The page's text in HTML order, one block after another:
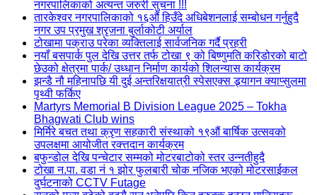
नगरपालिकाको अत्यन्त जरुरी सुचना !!!
तारकेश्वर नगरपालिकाको १६औं हिउँदे अधिबेशनलाई सम्बोधन गर्नुहुदै
नगर उप प्रमुख श्रृजना बुर्लाकोटी अर्याल
टोखामा पक्राउ परेका व्यक्तिलाई सार्वजनिक गर्दै प्रहरी
नयाँ बसपार्क पुल देखि उत्तर तर्फ टोखा ९ को बिष्णुमति करिडोरको बाटो
छेउको क्षेत्रमा पार्क/ उध्धान निर्माण कार्यको शिलन्यास कार्यक्रम
झन्डै नौ महिनापछि यी दुई अन्तरिक्षयात्री स्पेसएक्स ड्र्यागन क्याप्सुलमा
पृथ्वी फर्किए
Martyrs Memorial B Division League 2025 – Tokha
Bhagwati Club wins
मिर्मिरे बचत तथा क्रृण सहकारी संस्थाको १९औं बार्षिक उत्सवको
उपलक्षमा आयोजीत रक्त्तदान कार्यक्रम
बफुन्डोल देखि पन्चेटार सम्मको मोटरबाटोको स्तर उन्नतीहुदै
टोखा न.पा. वडा नं १ झोर फुलबारी चोक नजिक भएको मोटरसाईकल
दुर्घटनाको CCTV Futage